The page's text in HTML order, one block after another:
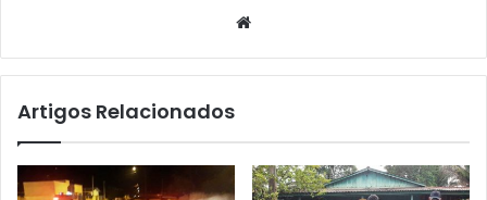
te
Artigos Relacionados